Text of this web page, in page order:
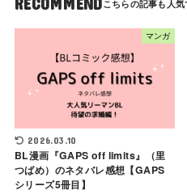
マンガ
2026.03.10
BL漫画『GAPS off limits』（里
つばめ）のネタバレ感想【GAPS
シリーズ5冊目】